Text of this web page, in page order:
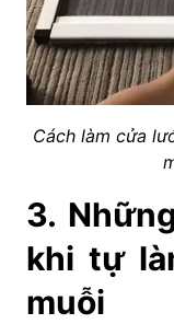
Cách làm cửa
3.
khi tự
muỗi